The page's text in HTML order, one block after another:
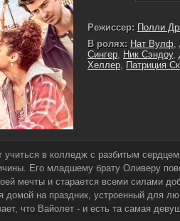
Режиссер: Полли
В ролях: Нат Вулф,
Сингер, Ник Сэндоу,
Хеллер, Патриция
учиться в колледж с разбитым
Его младшему брату Оливеру
мечты и старается всеми силами
домой на праздник, устроенный для
что Вайолет - и есть та самая